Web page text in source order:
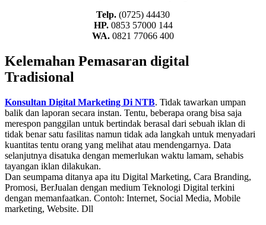
Telp. (0725) 44430
HP.0853 57000 144
WA. 0821 77066 400
Kelemahan Pemasaran digital
Tradisional
Konsultan Digital Marketing Di NTB. Tidak tawarkan umpan
balik dan laporan secara instan. Tentu, beberapa orang bisa saja
merespon panggilan untuk bertindak berasal dari sebuah iklan di
tidak benar satu fasilitas namun tidak ada langkah untuk menyadari
kuantitas tentu orang yang melihat atau mendengarnya. Data
selanjutnya disatuka dengan memerlukan waktu lamam, sehabis
tayangan iklan dilakukan.
Dan seumpama ditanya apa itu Digital Marketing, Cara Branding,
Promosi, BerJualan dengan medium Teknologi Digital terkini
dengan memanfaatkan. Contoh: Internet, Social Media, Mobile
marketing, Website. Dll